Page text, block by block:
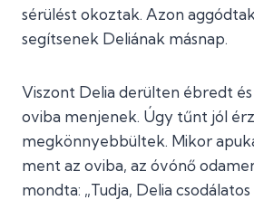
sérülést okoztak. Azon
segítsenek Deliának másnap.
Viszont Delia derülten ébredt
oviba menjenek. Úgy tűnt jól
megkönnyebbültek. Mikor
ment az oviba, az óvónő
mondta: „Tudja, Delia